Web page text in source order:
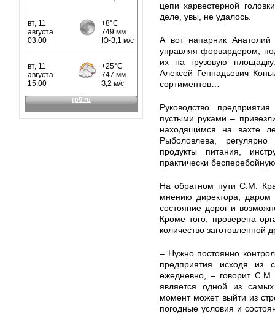
цепи харвестерной
деле, увы, не удалось.
А вот напарник Анатолий
управляя форвардером,
их на грузовую
Алексей Геннадьевич
сортиментов…
Руководство
пустыми руками –
находящимся на вахте
Рыболовлева,
продукты питания,
практически
На обратном пути С.М.
мнению директора,
состояние дорог и
Кроме того, проверена
количество заготовленной
– Нужно постоянно
предприятия исходя из
ежедневно, – говорит
является одной из
момент может выйти из
погодные условия и